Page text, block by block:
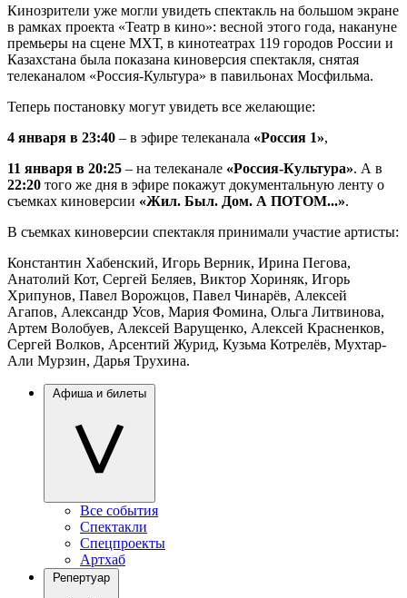
Кинозрители уже могли увидеть спектакль на большом экране
в рамках проекта «Театр в кино»: весной этого года, накануне
премьеры на сцене МХТ, в кинотеатрах 119 городов России и
Казахстана была показана киноверсия спектакля, снятая
телеканалом «Россия-Культура» в павильонах Мосфильма.
Теперь постановку могут увидеть все желающие:
4 января в 23:40 – в эфире телеканала «Россия 1»,
11 января в 20:25 – на телеканале «Россия-Культура». А в
22:20 того же дня в эфире покажут документальную ленту о
съемках киноверсии «Жил. Был. Дом. А ПОТОМ...».
В съемках киноверсии спектакля принимали участие артисты:
Константин Хабенский, Игорь Верник, Ирина Пегова,
Анатолий Кот, Сергей Беляев, Виктор Хориняк, Игорь
Хрипунов, Павел Ворожцов, Павел Чинарёв, Алексей
Агапов, Александр Усов, Мария Фомина, Ольга Литвинова,
Артем Волобуев, Алексей Варущенко, Алексей Красненков,
Сергей Волков, Арсентий Журид, Кузьма Котрелёв, Мухтар-
Али Мурзин, Дарья Трухина.
Афиша и билеты
Все события
Спектакли
Спецпроекты
Артхаб
Репертуар